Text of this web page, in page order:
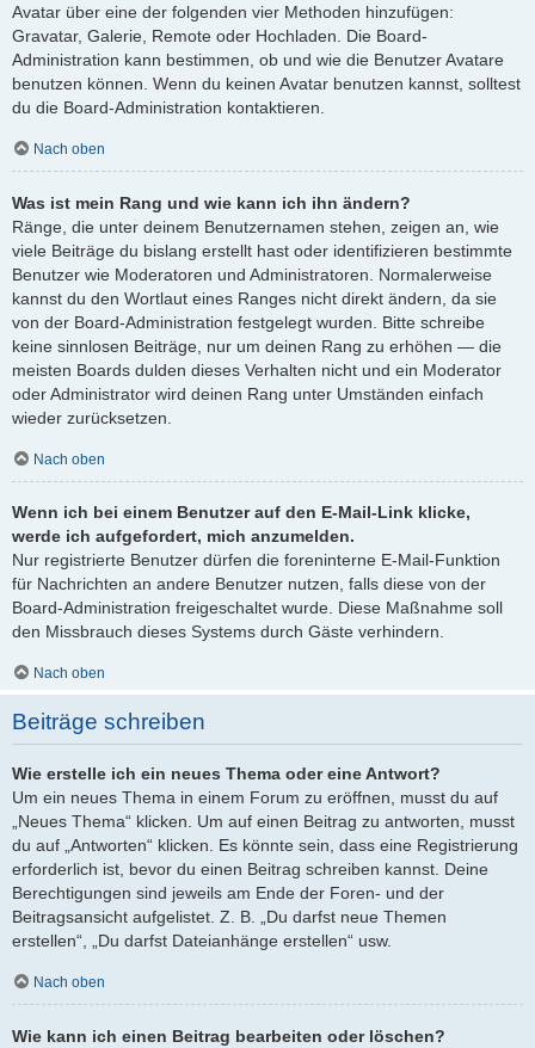
Avatar über eine der folgenden vier Methoden hinzufügen:
Gravatar, Galerie, Remote oder Hochladen. Die Board-
Administration kann bestimmen, ob und wie die Benutzer Avatare
benutzen können. Wenn du keinen Avatar benutzen kannst, solltest
du die Board-Administration kontaktieren.
Nach oben
Was ist mein Rang und wie kann ich ihn ändern?
Ränge, die unter deinem Benutzernamen stehen, zeigen an, wie
viele Beiträge du bislang erstellt hast oder identifizieren bestimmte
Benutzer wie Moderatoren und Administratoren. Normalerweise
kannst du den Wortlaut eines Ranges nicht direkt ändern, da sie
von der Board-Administration festgelegt wurden. Bitte schreibe
keine sinnlosen Beiträge, nur um deinen Rang zu erhöhen — die
meisten Boards dulden dieses Verhalten nicht und ein Moderator
oder Administrator wird deinen Rang unter Umständen einfach
wieder zurücksetzen.
Nach oben
Wenn ich bei einem Benutzer auf den E-Mail-Link klicke,
werde ich aufgefordert, mich anzumelden.
Nur registrierte Benutzer dürfen die foreninterne E-Mail-Funktion
für Nachrichten an andere Benutzer nutzen, falls diese von der
Board-Administration freigeschaltet wurde. Diese Maßnahme soll
den Missbrauch dieses Systems durch Gäste verhindern.
Nach oben
Beiträge schreiben
Wie erstelle ich ein neues Thema oder eine Antwort?
Um ein neues Thema in einem Forum zu eröffnen, musst du auf
„Neues Thema“ klicken. Um auf einen Beitrag zu antworten, musst
du auf „Antworten“ klicken. Es könnte sein, dass eine Registrierung
erforderlich ist, bevor du einen Beitrag schreiben kannst. Deine
Berechtigungen sind jeweils am Ende der Foren- und der
Beitragsansicht aufgelistet. Z. B. „Du darfst neue Themen
erstellen“, „Du darfst Dateianhänge erstellen“ usw.
Nach oben
Wie kann ich einen Beitrag bearbeiten oder löschen?